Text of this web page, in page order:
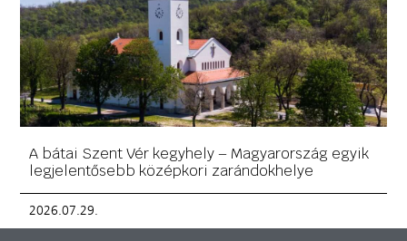
A bátai Szent Vér kegyhely – Magyarország egyik
legjelentősebb középkori zarándokhelye
2026.07.29.